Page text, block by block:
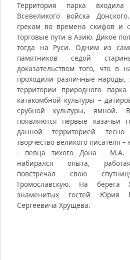
Территория парка
Всевеликого войска
грекам во времена скифов и
торговые пути в Азию. Дикое
тогда на Руси. Одним из
памятников седой
доказательством того, что
проходили различные народы,
территории природного парка
катакомбной культуры –
срубной культуры, ямной.
появляются первые казачьи
данной территорией
творчество великого писателя –
- певца тихого Дона - М.А.
набирался опыта,
повстречал свою
Громославскую. На берега
знаменитых гостей Юрия
Сергеевича Хрущева.